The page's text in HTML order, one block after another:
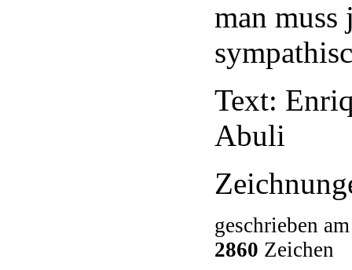
man muss
Text:
Abuli
geschrieben
2860 Zeichen